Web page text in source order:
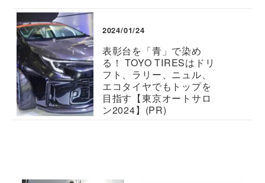
2024/01/24
表彰台を「青」で染め
る！ TOYO TIRESはドリ
フト、ラリー、ニュル、
エコタイヤでもトップを
目指す【東京オートサロ
ン2024】(PR)